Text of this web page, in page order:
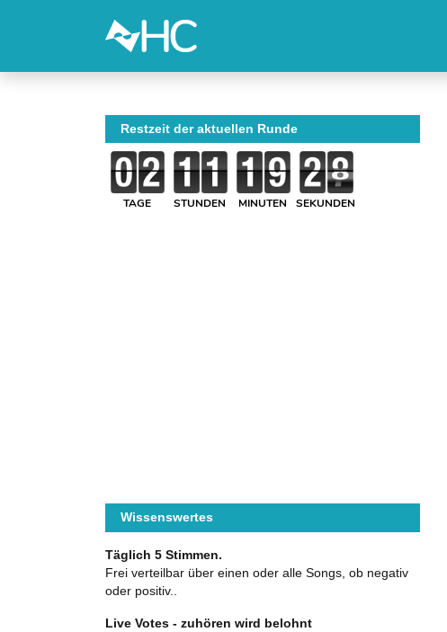
Restzeit der aktuellen Runde
TAGE STUNDEN MINUTEN SEKUNDEN
Wissenswertes
Täglich 5 Stimmen.
Frei verteilbar über einen oder alle Songs, ob negativ
oder positiv..
Live Votes - zuhören wird belohnt